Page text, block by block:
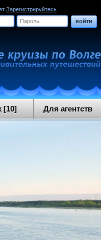
Зарегистрируйтесь
войти
[10] Для агентств